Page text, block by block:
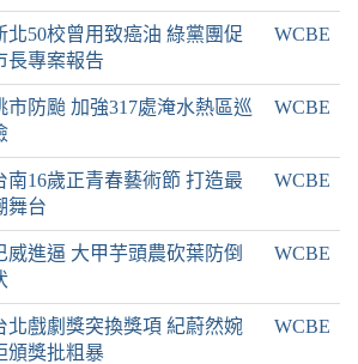
北50校曾用致癌油 綠黨團促
長專案報告
WCBE
市防颱 加強317處淹水熱區巡
WCBE
南16歲正青春藝術節 打造最
舞台
WCBE
威進逼 大甲芋頭農砍葉防倒
WCBE
北戲劇獎突換獎項 紀蔚然婉
頒獎批粗暴
WCBE